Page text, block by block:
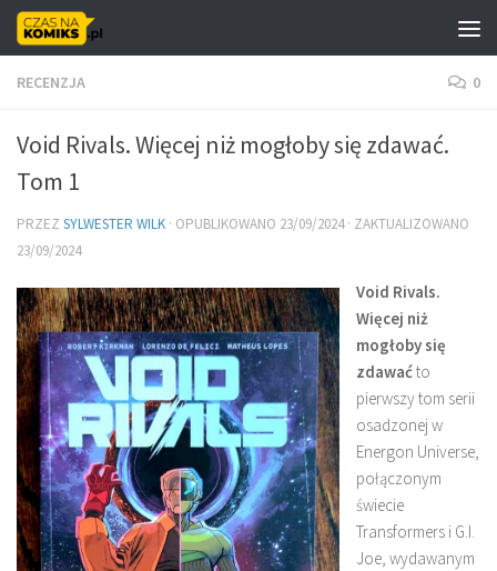
Skip to content
RECENZJA 0
Void Rivals. Więcej niż mogłoby się zdawać.
Tom 1
PRZEZ SYLWESTER WILK · OPUBLIKOWANO 23/09/2024· ZAKTUALIZOWANO
23/09/2024
Void Rivals.
Więcej niż
mogłoby się
zdawaćto
pierwszy tom serii
osadzonej w
Energon Universe,
połączonym
świecie
Transformers i G.I.
Joe, wydawanym